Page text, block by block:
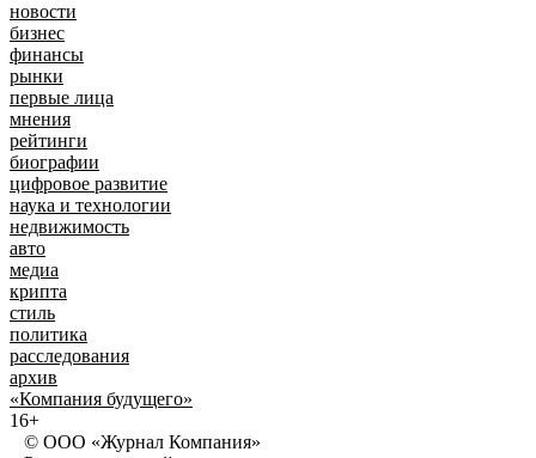
новости
бизнес
финансы
рынки
первые лица
мнения
рейтинги
биографии
цифровое развитие
наука и технологии
недвижимость
авто
медиа
крипта
стиль
политика
расследования
архив
«Компания будущего»
16+
© ООО «Журнал Компания»